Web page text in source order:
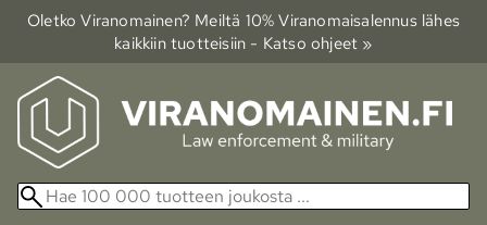
Oletko Viranomainen? Meiltä 10% Viranomais­alennus lähes
kaikkiin tuotteisiin - Katso ohjeet »